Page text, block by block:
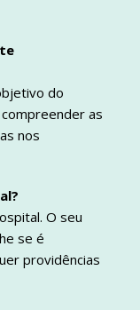
do
as
nos
O seu
se é
providências